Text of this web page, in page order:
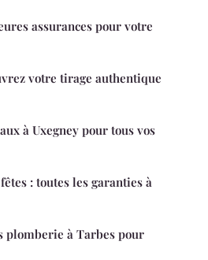
assurances pour votre
votre tirage authentique
à Uxegney pour tous vos
: toutes les garanties à
plomberie à Tarbes pour